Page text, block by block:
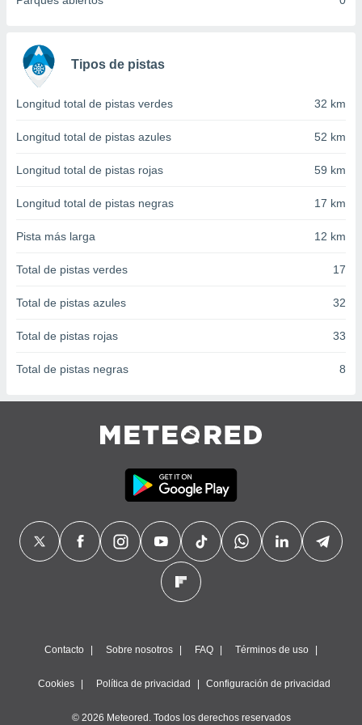
e
mediante
publicidad
1199
Tipos de pistas
Longitud total de pistas verdes 32 km
Longitud total de pistas azules 52 km
Longitud total de pistas rojas 59 km
Longitud total de pistas negras 17 km
Pista más larga 12 km
Total de pistas verdes 17
Total de pistas azules 32
Total de pistas rojas 33
Total de pistas negras 8
Contacto Sobre nosotros FAQ Términos de uso
Cookies Política de privacidad Configuración de privacidad
© 2026 Meteored. Todos los derechos reservados